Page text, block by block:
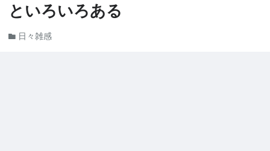
といろいろある
日々雑感